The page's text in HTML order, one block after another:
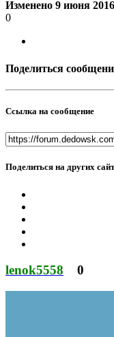
Изменено 9 июня 2016
0
Поделиться
Ссылка на сообщение
Поделиться на других
lenok5558 0